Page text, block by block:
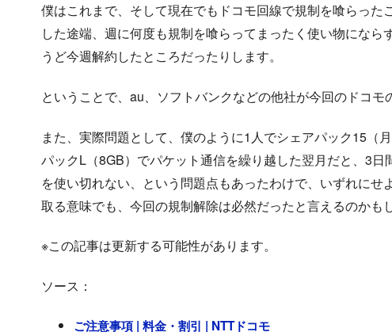
僕はこれまで、そして現在でもドコモ回線で規制を喰らっ
した途端、週に何度も規制を喰らってまったく使い物になら
うど今週解約したところだったりします。
ということで、au、ソフトバンクなどの他社が今回のドコモ
また、実際問題として、僕のように1人でシェアパック15（
パックL（8GB）でパケット通信を繰り越した翌月だと、3
を使い切れない、という問題点もあったわけで、いずれに
取る意味でも、今回の規制解除は必然だったと言えるのかも
※この記事は更新する可能性があります。
ソース：
ご注意事項 | 料金・割引 | NTTドコモ